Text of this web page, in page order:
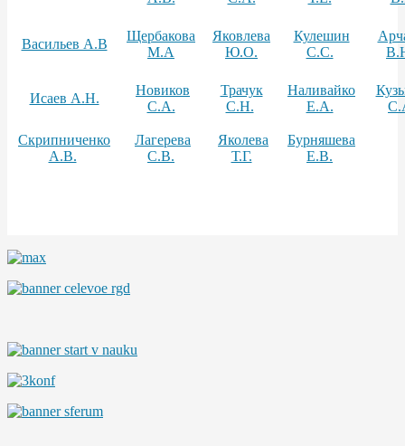
Васильев А.В
Щербакова
М.А
Яковлева
Ю.О.
Кулешин
С.С.
Исаев А.Н.
Новиков
С.А.
Трачук
С.Н.
Наливайко
Е.А.
Скрипниченко
А.В.
Лагерева
С.В.
Яколева
Т.Г.
Бурняшева
Е.В.